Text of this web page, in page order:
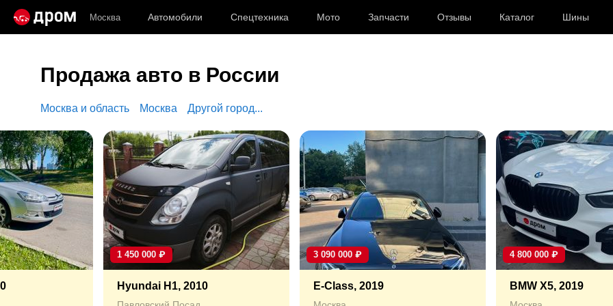
Москва Автомобили Спецтехника Мото Запчасти Отзывы Каталог Шины
Продажа авто в России
Москва и область Москва Другой город...
1 450 000 ₽
Hyundai H1, 2010
3 090 000 ₽
E-Class, 2019
4 800 000 ₽
BMW X5, 2019